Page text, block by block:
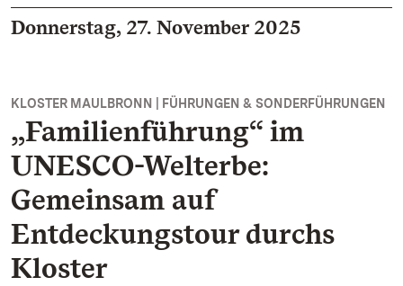
Donnerstag, 27. November 2025
KLOSTER MAULBRONN | FÜHRUNGEN & SONDERFÜHRUNGEN
„Familienführung“ im
UNESCO-Welterbe:
Gemeinsam auf
Entdeckungstour durchs
Kloster